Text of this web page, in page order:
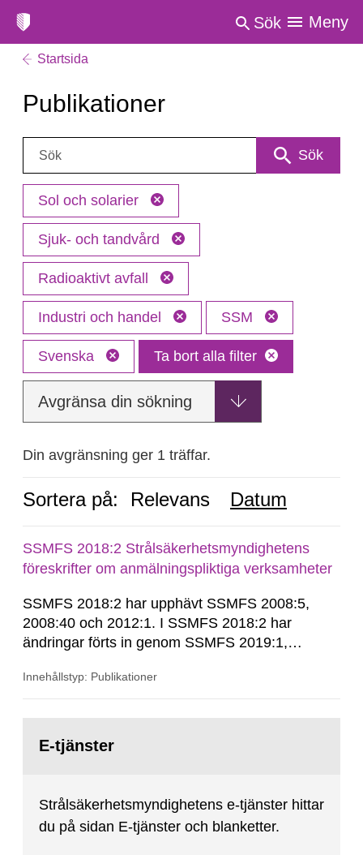
Sök Meny
Startsida
Publikationer
Sök: Sök
Sol och solarier
Sjuk- och tandvård
Radioaktivt avfall
Industri och handel SSM
Svenska Ta bort alla filter
Avgränsa din sökning
Din avgränsning ger 1 träffar.
Sortera på: Relevans Datum
SSMFS 2018:2 Strålsäkerhetsmyndighetens
föreskrifter om anmälningspliktiga verksamheter
SSMFS 2018:2 har upphävt SSMFS 2008:5,
2008:40 och 2012:1. I SSMFS 2018:2 har
ändringar förts in genom SSMFS 2019:1,
Innehållstyp: Publikationer
sida:E-tjänster
Strålsäkerhetsmyndighetens e-tjänster hittar
du på sidan E-tjänster och blanketter.